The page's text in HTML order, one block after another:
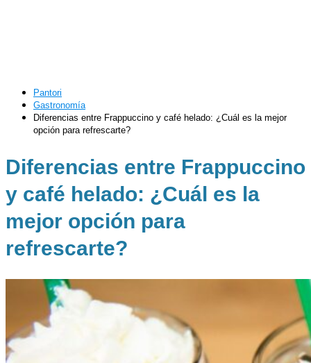
Pantori
Gastronomía
Diferencias entre Frappuccino y café helado: ¿Cuál es la mejor
opción para refrescarte?
Diferencias entre Frappuccino
y café helado: ¿Cuál es la
mejor opción para
refrescarte?